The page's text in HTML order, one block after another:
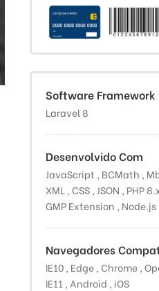
Software Framework
Laravel 8
Desenvolvido Com
JavaScript , BCMath ,
XML , CSS , JSON , PHP
GMP Extension , Node.js
Navegadores
IE10 , Edge , Chrome ,
IE11 , Android , iOS